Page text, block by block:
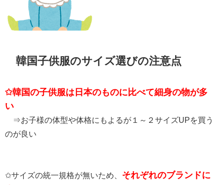
韓国子供服のサイズ選びの注意点
✩韓国の子供服は日本のものに比べて細身の物が多
い
⇒お子様の体型や体格にもよるが１～２サイズUPを買う
のが良い
✩サイズの統一規格が無いため、 それぞれのブランドに